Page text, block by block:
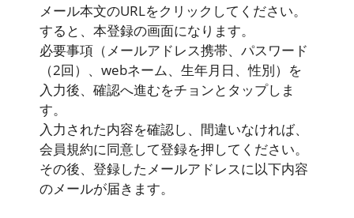
メール本文のURLをクリックしてください。
すると、本登録の画面になります。
必要事項（メールアドレス携帯、パスワード
（2回）、webネーム、生年月日、性別）を
入力後、確認へ進むをチョンとタップしま
す。
入力された内容を確認し、間違いなければ、
会員規約に同意して登録を押してください。
その後、登録したメールアドレスに以下内容
のメールが届きます。